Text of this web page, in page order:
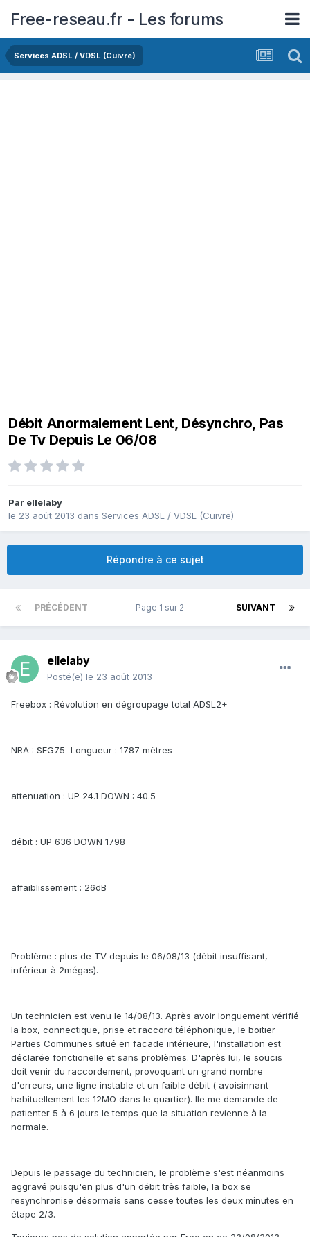
Free-reseau.fr - Les forums
Services ADSL / VDSL (Cuivre)
Débit Anormalement Lent, Désynchro, Pas
De Tv Depuis Le 06/08
Par ellelaby
le 23 août 2013 dans Services ADSL / VDSL (Cuivre)
Répondre à ce sujet
PRÉCÉDENT SUIVANT
Page 1 sur 2
ellelaby
Posté(e) le 23 août 2013
Freebox : Révolution en dégroupage total ADSL2+
NRA : SEG75 Longueur : 1787 mètres
attenuation : UP 24.1 DOWN : 40.5
débit : UP 636 DOWN 1798
affaiblissement : 26dB
Problème : plus de TV depuis le 06/08/13 (débit insuffisant,
inférieur à 2mégas).
Un technicien est venu le 14/08/13. Après avoir longuement vérifié
la box, connectique, prise et raccord téléphonique, le boitier
Parties Communes situé en facade intérieure, l'installation est
déclarée fonctionelle et sans problèmes. D'après lui, le soucis
doit venir du raccordement, provoquant un grand nombre
d'erreurs, une ligne instable et un faible débit ( avoisinnant
habituellement les 12MO dans le quartier). Ile me demande de
patienter 5 à 6 jours le temps que la situation revienne à la
normale.
Depuis le passage du technicien, le problème s'est néanmoins
aggravé puisqu'en plus d'un débit très faible, la box se
resynchronise désormais sans cesse toutes les deux minutes en
étape 2/3.